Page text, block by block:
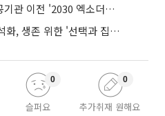
"지방행 땐 퇴사"⋯2차 공공기관 이전 '2030 엑소더스' 뇌관
범용 버리고 고부가로⋯K-석화, 생존 위한 '선택과 집중'
슬퍼요
0
추가취재 원해요
0